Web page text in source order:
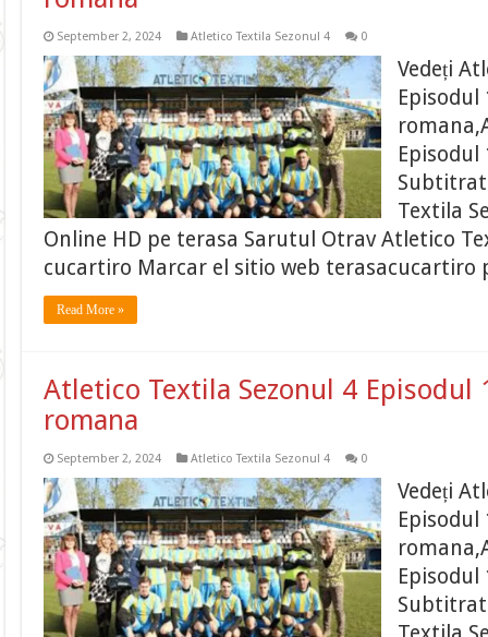
September 2, 2024 Atletico Textila Sezonul 4 0
Vedeți
Episodul
Textila
Online HD pe terasa Sarutul Otrav Atletico
cucartiro Marcar el sitio web terasacucartiro
Read More »
Atletico Textila Sezonul 4
romana
September 2, 2024 Atletico Textila Sezonul 4 0
Vedeți
Episodul